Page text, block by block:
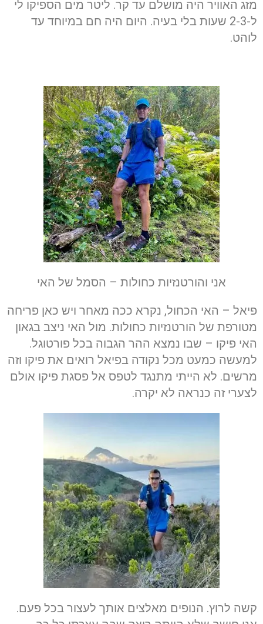
מזג האוויר היה מושלם עד קר. ליטר מים הספיקו לי
ל-2-3 שעות בלי בעיה. היום היה חם במיוחד עד
לוהט.
אני והורטנזיות כחולות – הסמל של האי
פיאל – האי הכחול, נקרא ככה מאחר ויש כאן פריחה
מטורפת של הורטנזיות כחולות. מול האי ניצב בגאון
האי פיקו – שבו נמצא ההר הגבוה בכל פורטוגל.
למעשה כמעט מכל נקודה בפיאל רואים את פיקו וזה
מרשים. לא הייתי מתנגד לטפס אל פסגת פיקו אולם
לצערי זה כנראה לא יקרה.
קשה לרוץ. הנופים מאלצים אותך לעצור בכל פעם.